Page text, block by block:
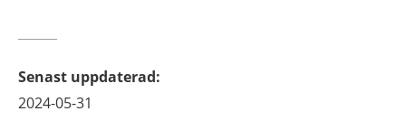
Senast uppdaterad:
2024-05-31